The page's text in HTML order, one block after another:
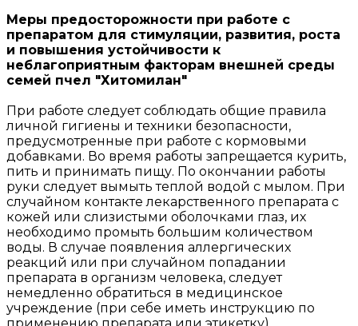
Меры предосторожности при работе с
препаратом для стимуляции, развития, роста
и повышения устойчивости к
неблагоприятным факторам внешней среды
семей пчел "Хитомилан"
При работе следует соблюдать общие правила
личной гигиены и техники безопасности,
предусмотренные при работе с кормовыми
добавками. Во время работы запрещается курить,
пить и принимать пищу. По окончании работы
руки следует вымыть теплой водой с мылом. При
случайном контакте лекарственного препарата с
кожей или слизистыми оболочками глаз, их
необходимо промыть большим количеством
воды. В случае появления аллергических
реакций или при случайном попадании
препарата в организм человека, следует
немедленно обратиться в медицинское
учреждение (при себе иметь инструкцию по